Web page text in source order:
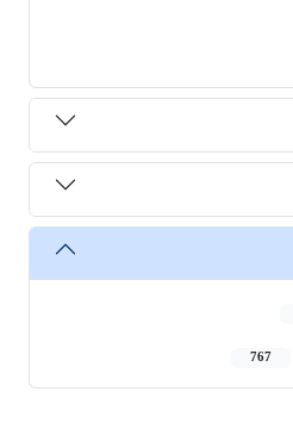
767